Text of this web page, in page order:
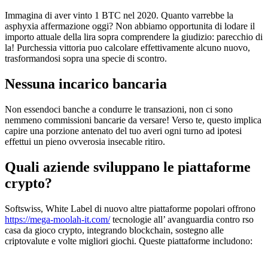
Immagina di aver vinto 1 BTC nel 2020. Quanto varrebbe la
asphyxia affermazione oggi? Non abbiamo opportunita di lodare il
importo attuale della lira sopra comprendere la giudizio: parecchio di
la! Purchessia vittoria puo calcolare effettivamente alcuno nuovo,
trasformandosi sopra una specie di scontro.
Nessuna incarico bancaria
Non essendoci banche a condurre le transazioni, non ci sono
nemmeno commissioni bancarie da versare! Verso te, questo implica
capire una porzione antenato del tuo averi ogni turno ad ipotesi
effettui un pieno ovverosia insecable ritiro.
Quali aziende sviluppano le piattaforme
crypto?
Softswiss, White Label di nuovo altre piattaforme popolari offrono
https://mega-moolah-it.com/tecnologie all’ avanguardia contro rso
casa da gioco crypto, integrando blockchain, sostegno alle
criptovalute e volte migliori giochi. Queste piattaforme includono: